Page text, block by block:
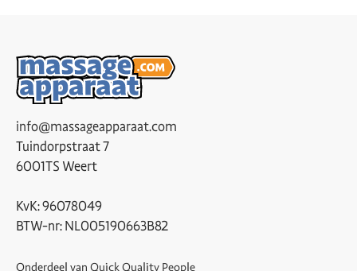
info@massageapparaat.com
Tuindorpstraat 7
6001TS Weert
KvK: 96078049
BTW-nr: NL005190663B82
Onderdeel van Quick Quality People